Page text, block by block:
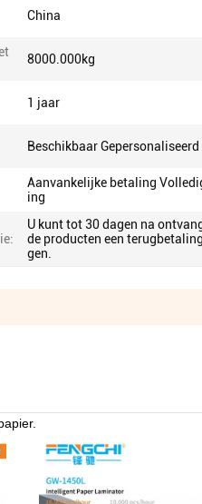
China
8000.000kg
1 jaar
Beschikbaar Gepersonaliseerd
Aanvankelijke betaling
ing
U kunt tot 30 dagen na
de producten een
gen.